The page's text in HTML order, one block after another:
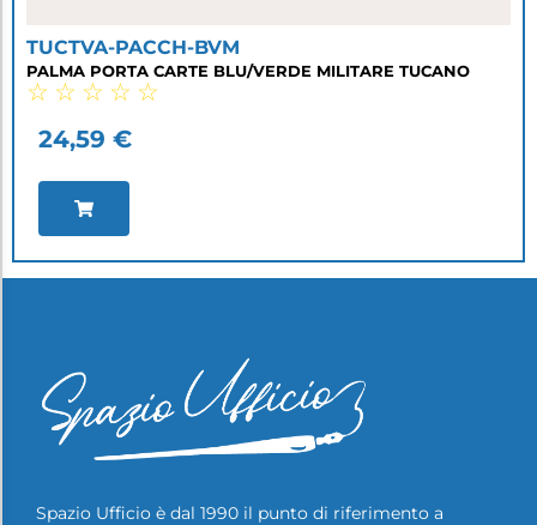
TUCTVA-PACCH-BVM
PALMA PORTA CARTE BLU/VERDE MILITARE TUCANO
☆ ☆ ☆ ☆ ☆
24,59 €
Spazio Ufficio è dal 1990 il punto di riferimento a